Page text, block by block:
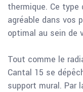
thermique. Ce
agréable dans vos
optimal au sein de
Tout comme le
Cantal 15 se
support mural. Par